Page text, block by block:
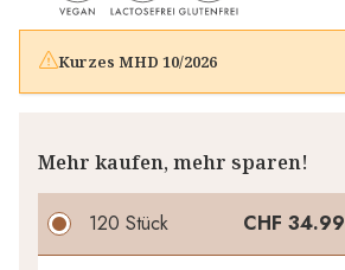
Kurzes MHD 10/2026
Mehr kaufen, mehr sparen!
120 Stück CHF 34.99